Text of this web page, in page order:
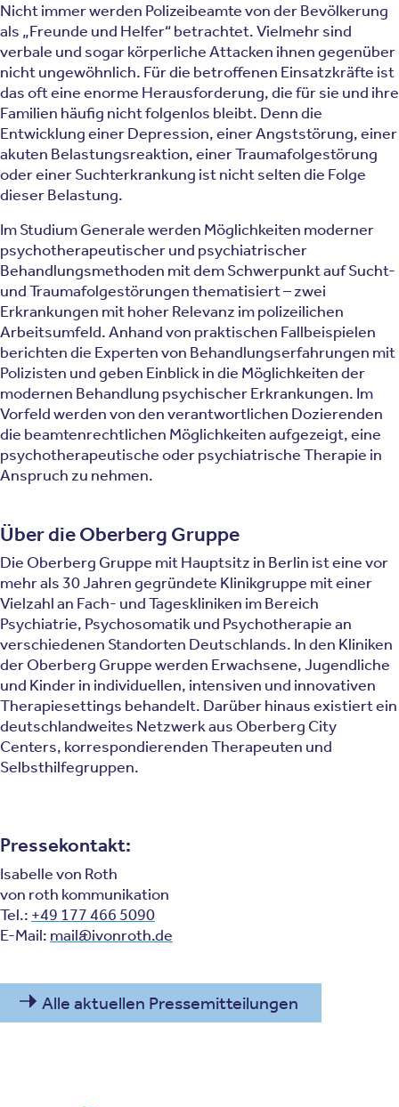
Nicht immer werden Polizeibeamte von der Bevölkerung
als „Freunde und Helfer“ betrachtet. Vielmehr sind
verbale und sogar körperliche Attacken ihnen gegenüber
nicht ungewöhnlich. Für die betroffenen Einsatzkräfte ist
das oft eine enorme Herausforderung, die für sie und ihre
Familien häufig nicht folgenlos bleibt. Denn die
Entwicklung einer Depression, einer Angststörung, einer
akuten Belastungsreaktion, einer Traumafolgestörung
oder einer Suchterkrankung ist nicht selten die Folge
dieser Belastung.
Im Studium Generale werden Möglichkeiten moderner
psychotherapeutischer und psychiatrischer
Behandlungsmethoden mit dem Schwerpunkt auf Sucht-
und Traumafolgestörungen thematisiert – zwei
Erkrankungen mit hoher Relevanz im polizeilichen
Arbeitsumfeld. Anhand von praktischen Fallbeispielen
berichten die Experten von Behandlungserfahrungen mit
Polizisten und geben Einblick in die Möglichkeiten der
modernen Behandlung psychischer Erkrankungen. Im
Vorfeld werden von den verantwortlichen Dozierenden
die beamtenrechtlichen Möglichkeiten aufgezeigt, eine
psychotherapeutische oder psychiatrische Therapie in
Anspruch zu nehmen.
Über die Oberberg Gruppe
Die Oberberg Gruppe mit Hauptsitz in Berlin ist eine vor
mehr als 30 Jahren gegründete Klinikgruppe mit einer
Vielzahl an Fach- und Tageskliniken im Bereich
Psychiatrie, Psychosomatik und Psychotherapie an
verschiedenen Standorten Deutschlands. In den Kliniken
der Oberberg Gruppe werden Erwachsene, Jugendliche
und Kinder in individuellen, intensiven und innovativen
Therapiesettings behandelt. Darüber hinaus existiert ein
deutschlandweites Netzwerk aus Oberberg City
Centers, korrespondierenden Therapeuten und
Selbsthilfegruppen.
Pressekontakt:
Isabelle von Roth
von roth kommunikation
Tel.: +49 177 466 5090
E-Mail: mail@ivonroth.de
Alle aktuellen Pressemitteilungen